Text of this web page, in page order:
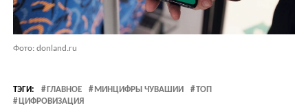
Фото: donland.ru
ТЭГИ: ГЛАВНОЕ МИНЦИФРЫ ЧУВАШИИ
ТОП
ЦИФРОВИЗАЦИЯ